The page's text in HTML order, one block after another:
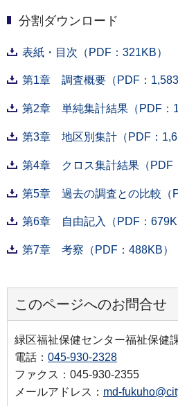
分割ダウンロード
表紙・目次（PDF：321KB）
第1章 調査概要（PDF：
第2章 単純集計結果（PDF：
第3章 地区別集計（PDF：
第4章 クロス集計結果（PDF
第5章 過去の調査との比較（
第6章 自由記入（PDF：
第7章 考察（PDF：488KB）
このページへのお問合せ
緑区福祉保健センター福祉保健
電話： 045-930-2328
ファクス：045-930-2355
メールアドレス： md-